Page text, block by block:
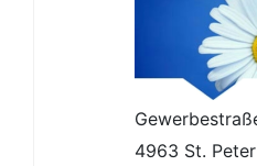
4963 St.